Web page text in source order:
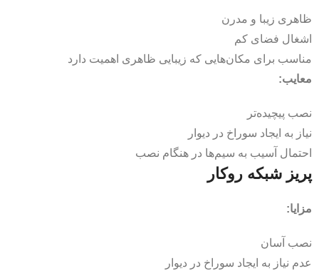
ظاهری زیبا و مدرن
اشغال فضای کم
مناسب برای مکان‌هایی که زیبایی ظاهری اهمیت دارد
معایب:
نصب پیچیده‌تر
نیاز به ایجاد سوراخ در دیوار
احتمال آسیب به سیم‌ها در هنگام نصب
پریز شبکه روکار
مزایا:
نصب آسان
عدم نیاز به ایجاد سوراخ در دیوار